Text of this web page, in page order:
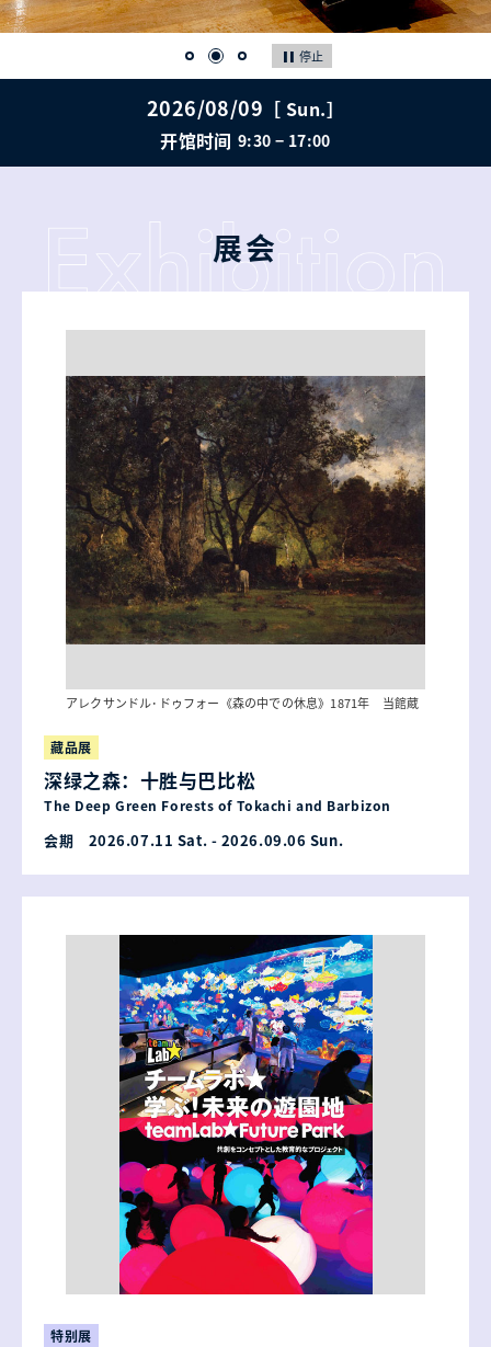
停止
2026/08/09 ［ Sun.］
开馆时间 9:30 − 17:00
展会
アレクサンドル･ドゥフォー《森の中での休息》1871年 当館蔵
藏品展
深绿之森：十胜与巴比松
The Deep Green Forests of Tokachi and Barbizon
会期 2026.07.11 Sat. - 2026.09.06 Sun.
特别展